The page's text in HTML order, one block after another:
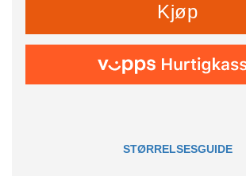
Kjøp
STØRRELSESGUIDE